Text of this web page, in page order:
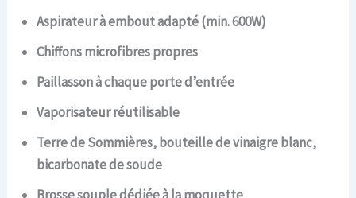
Aspirateur à embout adapté (min. 600W)
Chiffons microfibres propres
Paillasson à chaque porte d’entrée
Vaporisateur réutilisable
Terre de Sommières, bouteille de vinaigre blanc,
bicarbonate de soude